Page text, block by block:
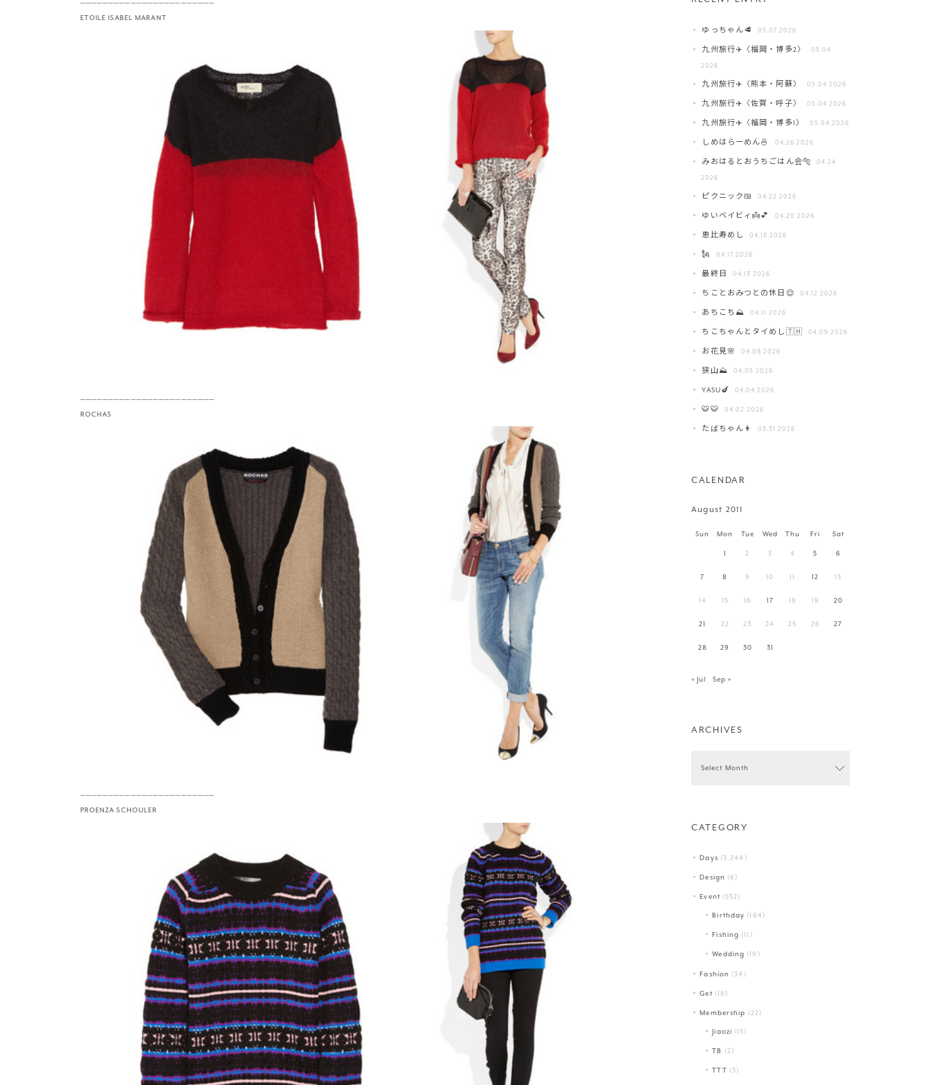
————————————————————————
ETOILE ISABEL MARANT
————————————————————————
ROCHAS
————————————————————————
PROENZA SCHOULER
ゆっちゃん🥩 05.07 2026
九州旅行✈️〈福岡・博多2〉 05.04
2026
九州旅行✈️〈熊本・阿蘇〉 05.04 2026
九州旅行✈️〈佐賀・呼子〉 05.04 2026
九州旅行✈️〈福岡・博多1〉 05.04 2026
しめはらーめん🍜 04.26 2026
みおはるとおうちごはん会🐅 04.24
2026
ピクニック🍱 04.22 2026
ゆいベイビィ👼💕 04.20 2026
恵比寿めし 04.18 2026
🗽 04.17 2026
最終日 04.13 2026
ちことおみつとの休日😌 04.12 2026
あちこち⛰️ 04.11 2026
ちこちゃんとタイめし🇹🇭 04.09 2026
お花見🌸 04.08 2026
狭山⛰️ 04.05 2026
YASU🍆 04.04 2026
🐯🐯 04.02 2026
たばちゃん👩 03.31 2026
CALENDAR
August 2011
Sun Mon Tue Wed Thu Fri Sat
1 2 3 4 5 6
7 8 9 10 11 12 13
14 15 16 17 18 19 20
21 22 23 24 25 26 27
28 29 30 31
« Jul Sep »
ARCHIVES
CATEGORY
Days (3,244)
Design (6)
Event (552)
Birthday (164)
Fishing (11)
Wedding (19)
Fashion (34)
Get (18)
Membership (22)
Jiaozi (15)
TB (2)
TTT (3)